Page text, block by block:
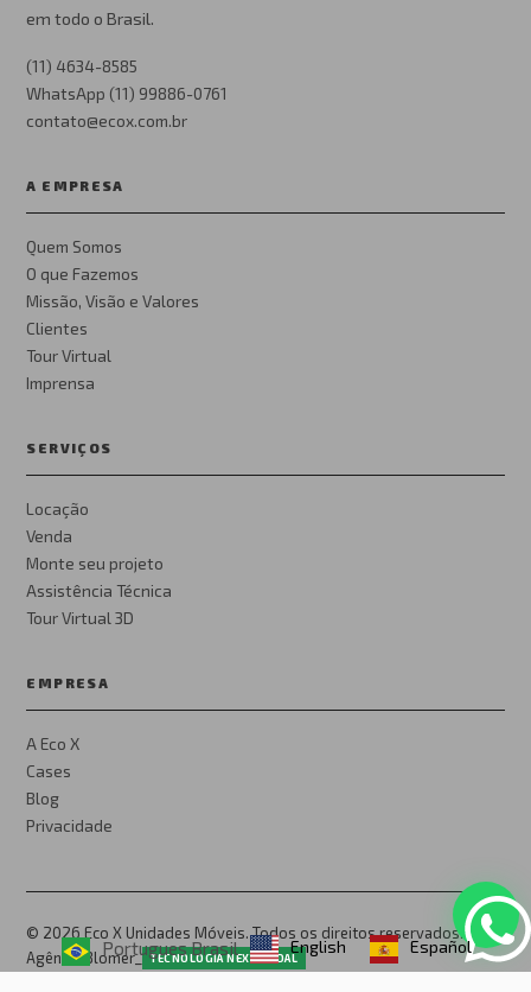
em todo o Brasil.
(11) 4634-8585
WhatsApp (11) 99886-0761
contato@ecox.com.br
A EMPRESA
Quem Somos
O que Fazemos
Missão, Visão e Valores
Clientes
Tour Virtual
Imprensa
SERVIÇOS
Locação
Venda
Monte seu projeto
Assistência Técnica
Tour Virtual 3D
EMPRESA
A Eco X
Cases
Blog
Privacidade
© 2026 Eco X Unidades Móveis. Todos os direitos reservados.
Agência Blomer_
TECNOLOGIA NEXTMODAL
Portugues Brasil English Español